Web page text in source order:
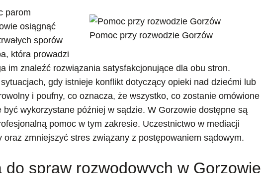
Pomoc przy rozwodzie Gorzów
parom
osiągnąć
sporów
która prowadzi
im znaleźć rozwiązania satysfakcjonujące dla obu stron.
gdy istnieje konflikt dotyczący opieki nad dziećmi lub
i poufny, co oznacza, że wszystko, co zostanie omówione
wykorzystane później w sądzie. W Gorzowie dostępne są
pomoc w tym zakresie. Uczestnictwo w mediacji
zmniejszyć stres związany z postępowaniem sądowym.
spraw rozwodowych w Gorzowie